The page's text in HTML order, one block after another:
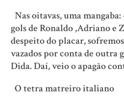
Nas oitavas, uma
gols de Ronaldo ,Adriano e
despeito do placar,
vazados por conta de outra
Dida. Daí, veio o apagão
O tetra matreiro italiano